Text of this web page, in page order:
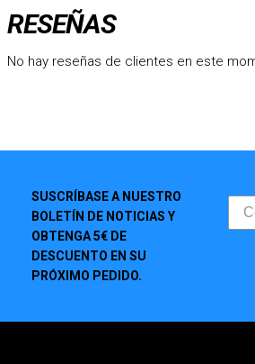
RESEÑAS
No hay reseñas de clientes en este
SUSCRÍBASE A NUESTRO
BOLETÍN DE NOTICIAS Y
OBTENGA 5€ DE
DESCUENTO EN SU
PRÓXIMO PEDIDO.